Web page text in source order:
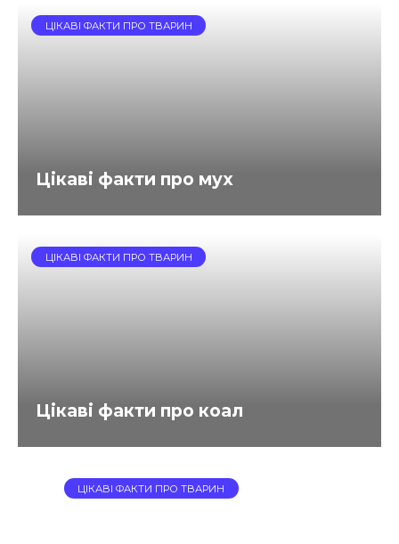
ЦІКАВІ ФАКТИ ПРО ТВАРИН
Цікаві факти про мух
ЦІКАВІ ФАКТИ ПРО ТВАРИН
Цікаві факти про коал
ЦІКАВІ ФАКТИ ПРО ТВАРИН